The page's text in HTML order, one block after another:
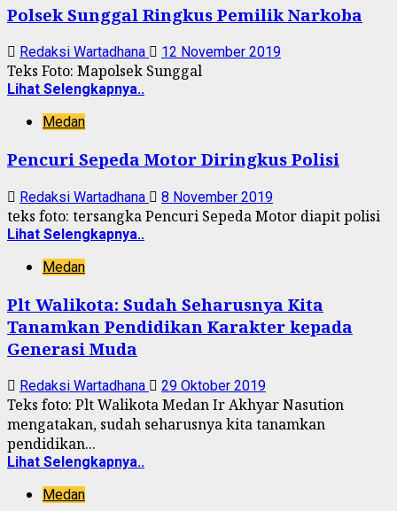
Polsek Sunggal Ringkus Pemilik Narkoba
Redaksi Wartadhana 12 November 2019
Teks Foto: Mapolsek Sunggal
Lihat Selengkapnya..
Medan
Pencuri Sepeda Motor Diringkus Polisi
Redaksi Wartadhana 8 November 2019
teks foto: tersangka Pencuri Sepeda Motor diapit polisi
Lihat Selengkapnya..
Medan
Plt Walikota: Sudah Seharusnya Kita
Tanamkan Pendidikan Karakter kepada
Generasi Muda
Redaksi Wartadhana 29 Oktober 2019
Teks foto: Plt Walikota Medan Ir Akhyar Nasution
mengatakan, sudah seharusnya kita tanamkan
pendidikan...
Lihat Selengkapnya..
Medan